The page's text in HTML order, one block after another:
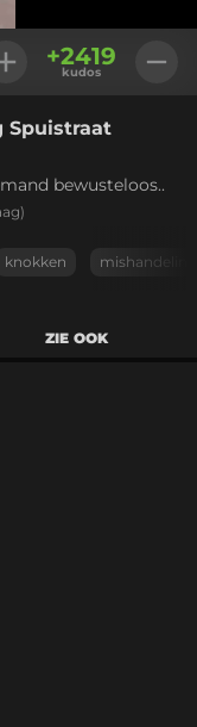
+2419
kudos
Spuistraat
bewusteloos..
knokken mishandeling
ZIE OOK